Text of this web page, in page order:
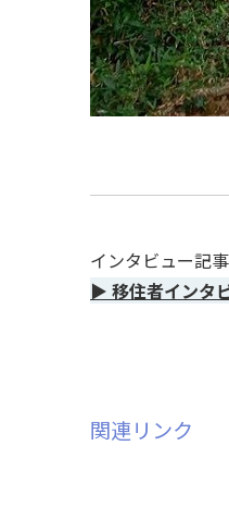
インタビュー記
▶ 移住者インタ
関連リンク